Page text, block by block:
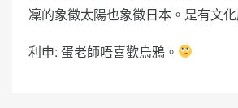
凜的象徵太陽也象徵日本。是有文
利申: 蛋老師唔喜歡烏鴉。